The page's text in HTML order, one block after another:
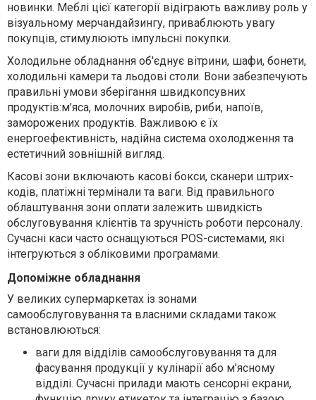
новинки. Меблі цієї категорії відіграють важливу роль у
візуальному мерчандайзингу, приваблюють увагу
покупців, стимулюють імпульсні покупки.
Холодильне обладнання об'єднує вітрини, шафи, бонети,
холодильні камери та льодові столи. Вони забезпечують
правильні умови зберігання швидкопсувних
продуктів:м’яса, молочних виробів, риби, напоїв,
заморожених продуктів. Важливою є їх
енергоефективність, надійна система охолодження та
естетичний зовнішній вигляд.
Касові зони включають касові бокси, сканери штрих-
кодів, платіжні термінали та ваги. Від правильного
облаштування зони оплати залежить швидкість
обслуговування клієнтів та зручність роботи персоналу.
Сучасні каси часто оснащуються POS-системами, які
інтегруються з обліковими програмами.
Допоміжне обладнання
У великих супермаркетах із зонами
самообслуговування та власними складами також
встановлюються:
ваги для відділів самообслуговування та для
фасування продукції у кулінарії або м’ясному
відділі. Сучасні прилади мають сенсорні екрани,